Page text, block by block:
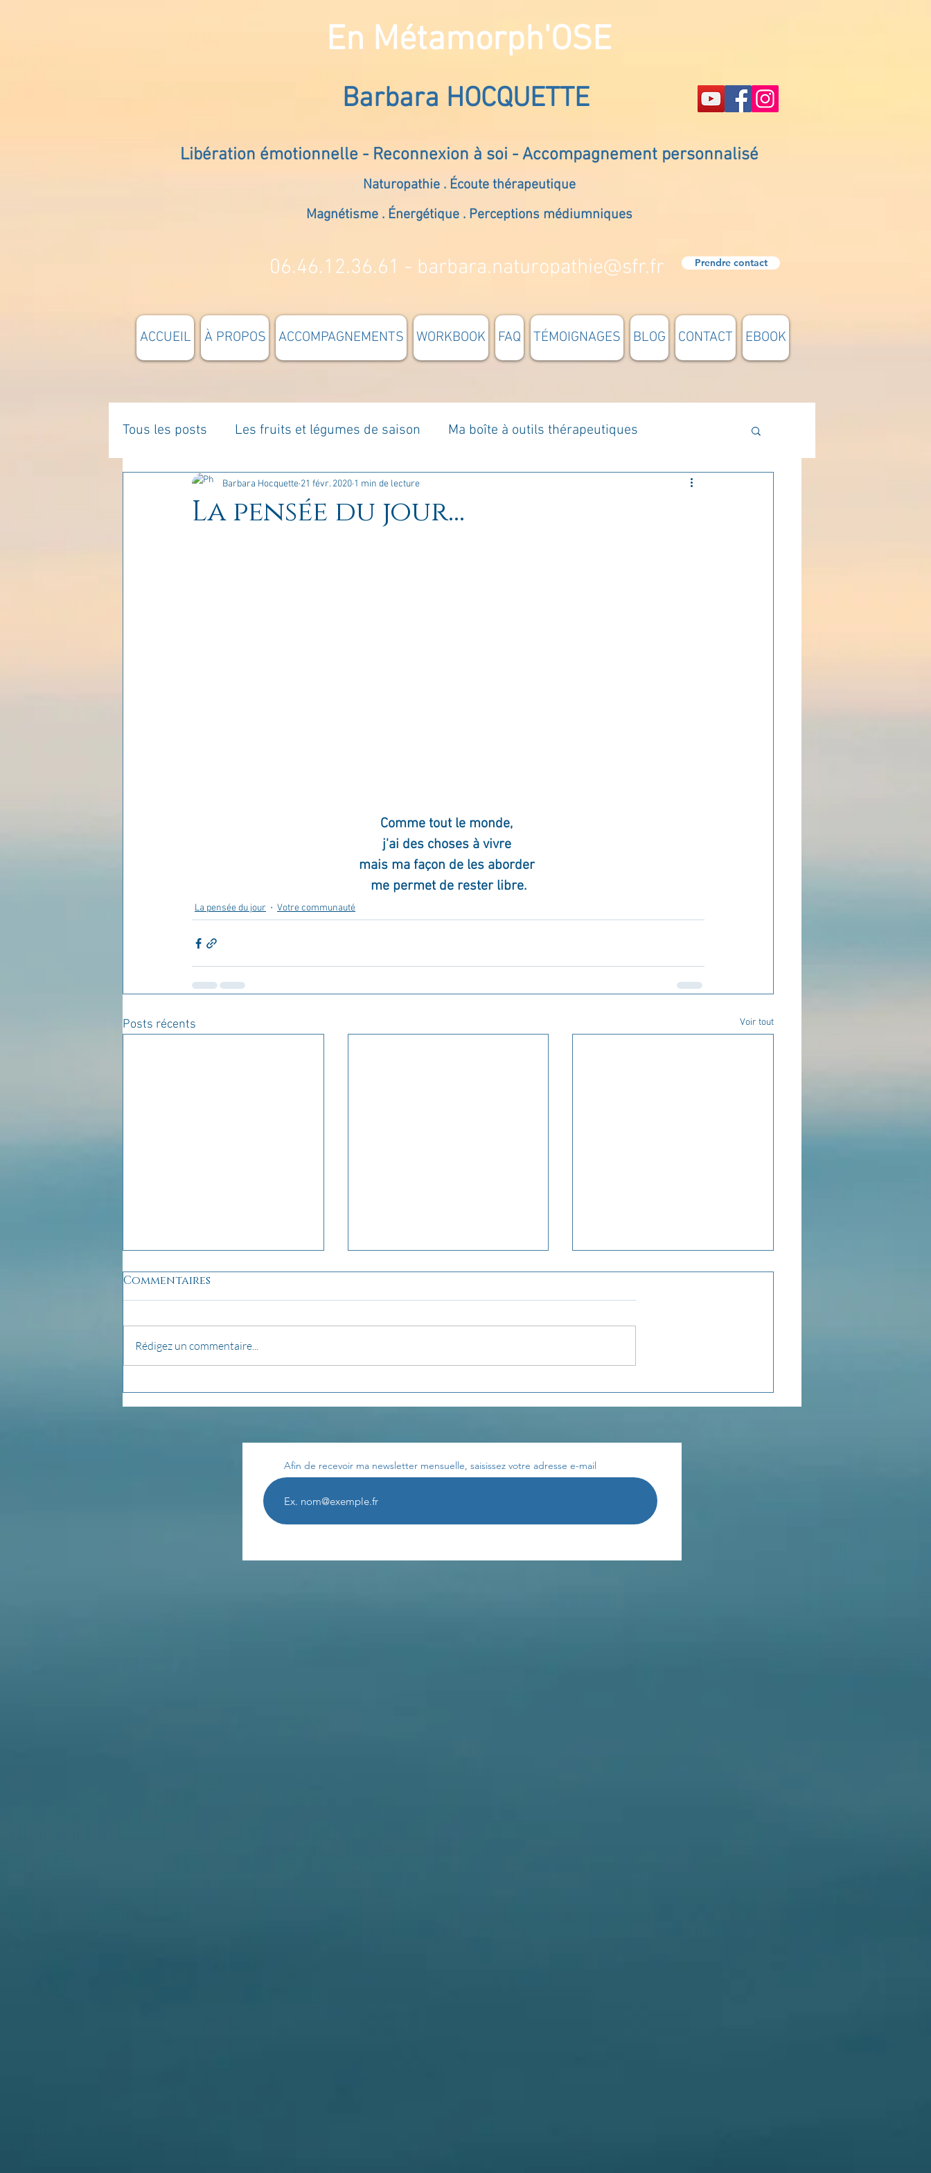
En Métamorph'OSE
Barbara HOCQUETTE
Libération émotionnelle - Reconnexion à soi - Accompagnement personnalisé
Naturopathie . Écoute thérapeutique
Magnétisme . Énergétique . Perceptions médiumniques
06.46.12.36.61 - barbara.naturopathie@sfr.fr Prendre contact
ACCUEIL À PROPOS ACCOMPAGNEMENTS WORKBOOK FAQ TÉMOIGNAGES BLOG CONTACT EBOOK
Tous les posts Les fruits et légumes de saison Ma boîte à outils thérapeutiques
La parentalité De vous à moi... Rome : voyage Méthodologie
La pensée du jour...
Barbara Hocquette 21 févr. 2020 1 min de lecture
Comme tout le monde,
j'ai des choses à vivre
mais ma façon de les aborder
me permet de rester libre.
La pensée du jour Votre communauté
Posts récents Voir tout
pensée du jour...
La pensée du jour... La pensée du jour...
Commentaires
Rédigez un commentaire...
Afin de recevoir ma newsletter mensuelle, saisissez votre adresse e-mail